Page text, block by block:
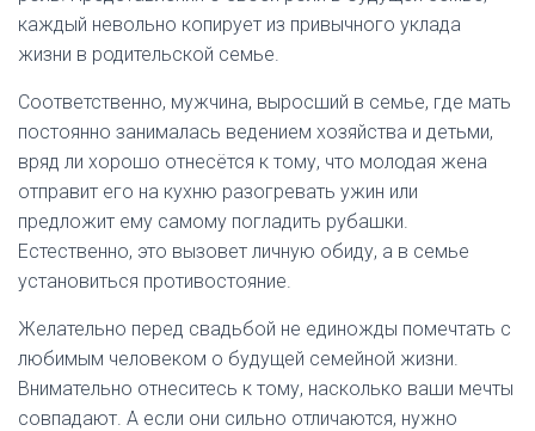
каждый невольно копирует из привычного уклада
жизни в родительской семье.
Соответственно, мужчина, выросший в семье, где мать
постоянно занималась ведением хозяйства и детьми,
вряд ли хорошо отнесётся к тому, что молодая жена
отправит его на кухню разогревать ужин или
предложит ему самому погладить рубашки.
Естественно, это вызовет личную обиду, а в семье
установиться противостояние.
Желательно перед свадьбой не единожды помечтать с
любимым человеком о будущей семейной жизни.
Внимательно отнеситесь к тому, насколько ваши мечты
совпадают. А если они сильно отличаются, нужно